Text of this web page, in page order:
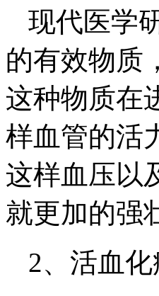
现代医学
的有效物质
这种物质在
样血管的活
这样血压以
就更加的强
2、活血化